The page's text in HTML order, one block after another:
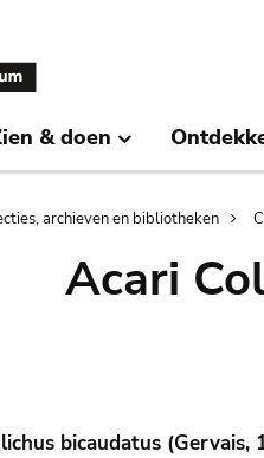
& doen
archieven en bibliotheken
Acari
bicaudatus (Gervais,